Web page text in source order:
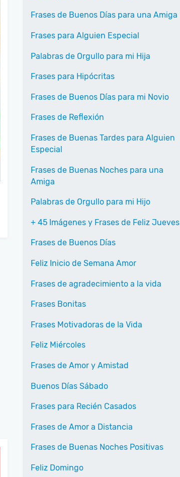
Frases de Buenos Días para una Amiga
Frases para Alguien Especial
Palabras de Orgullo para mi Hija
Frases para Hipócritas
Frases de Buenos Días para mi Novio
Frases de Reflexión
Frases de Buenas Tardes para Alguien
Especial
Frases de Buenas Noches para una
Amiga
Palabras de Orgullo para mi Hijo
+ 45 Imágenes y Frases de Feliz Jueves
Frases de Buenos Días
Feliz Inicio de Semana Amor
Frases de agradecimiento a la vida
Frases Bonitas
Frases Motivadoras de la Vida
Feliz Miércoles
Frases de Amor y Amistad
Buenos Días Sábado
Frases para Recién Casados
Frases de Amor a Distancia
Frases de Buenas Noches Positivas
Feliz Domingo